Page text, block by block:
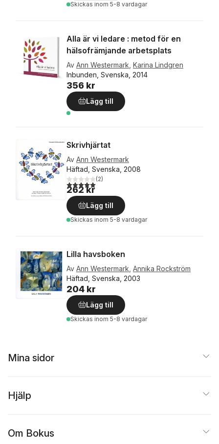
Skickas inom 5-8 vardagar
Alla är vi ledare : metod för en
hälsofrämjande arbetsplats
Av Ann Westermark Karina Lindgren
Inbunden, Svenska, 2014
356 kr
Lägg till
Skrivhjärtat
Av Ann Westermark
Häftad, Svenska, 2008
5,0utav 5 stjärnor. Totalt antal röster:
(2)
262 kr
Lägg till
Skickas inom 5-8 vardagar
Lilla havsboken
Av Ann Westermark Annika Rockström
Häftad, Svenska, 2003
204 kr
Lägg till
Skickas inom 5-8 vardagar
Mina sidor
Hjälp
Om Bokus